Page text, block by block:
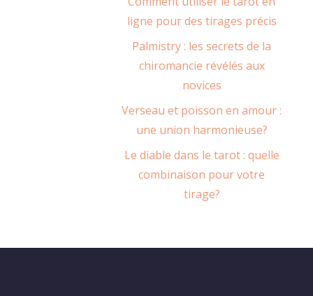
ligne pour des tirages précis
Palmistry : les secrets de la
chiromancie révélés aux
novices
Verseau et poisson en amour :
une union harmonieuse?
Le diable dans le tarot : quelle
combinaison pour votre
tirage?